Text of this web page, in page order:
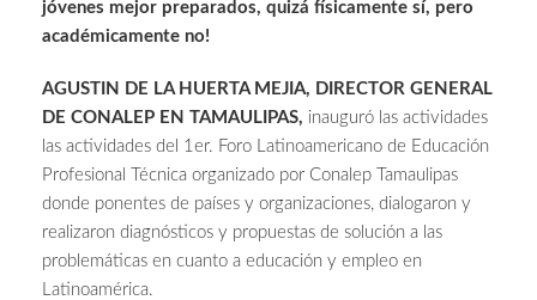
jóvenes mejor preparados, quizá físicamente sí, pero
académicamente no!
AGUSTIN DE LA HUERTA MEJIA, DIRECTOR GENERAL
DE CONALEP EN TAMAULIPAS, inauguró las actividades
las actividades del 1er. Foro Latinoamericano de Educación
Profesional Técnica organizado por Conalep Tamaulipas
donde ponentes de países y organizaciones, dialogaron y
realizaron diagnósticos y propuestas de solución a las
problemáticas en cuanto a educación y empleo en
Latinoamérica.